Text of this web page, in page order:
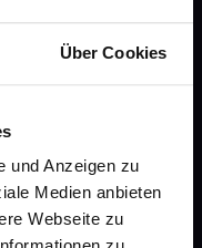
Über Cookies
und Anzeigen zu
Medien anbieten
Webseite zu